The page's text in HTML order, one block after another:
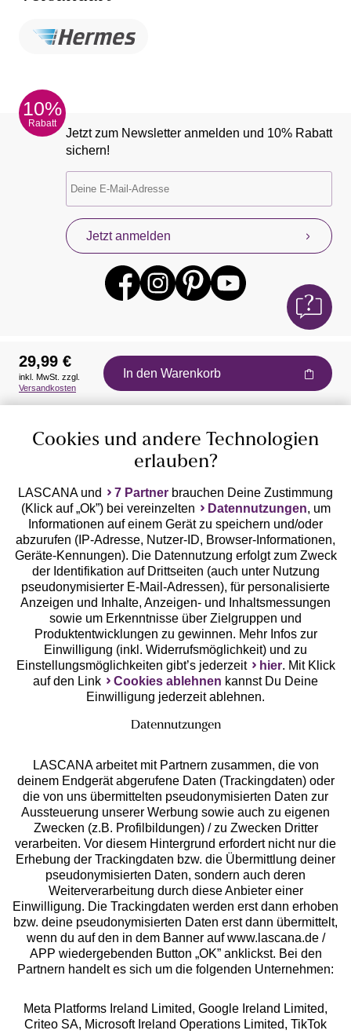
10%
Rabatt
Jetzt zum Newsletter anmelden und 10% Rabatt
sichern!
Jetzt anmelden
Auszeichnungen
Geprüfte Sicherheit
Unsere Apps
Services
Beratung
Über uns
Rechtliches
Alle Preise inkl. MwSt., zzgl.
Versandkosten
29,99 €
inkl. MwSt. zzgl.
Versandkosten
In den Warenkorb
Cookies und andere Technologien
erlauben?
LASCANA und 7 Partner brauchen Deine Zustimmung
(Klick auf „Ok”) bei vereinzelten
Datennutzungen, um
Informationen auf einem Gerät zu speichern und/oder
abzurufen (IP-Adresse, Nutzer-ID, Browser-Informationen,
Geräte-Kennungen). Die Datennutzung erfolgt zum Zweck
der Identifikation auf Drittseiten (auch unter Nutzung
pseudonymisierter E-Mail-Adressen), für personalisierte
Anzeigen und Inhalte, Anzeigen- und Inhaltsmessungen
sowie um Erkenntnisse über Zielgruppen und
Produktentwicklungen zu gewinnen. Mehr Infos zur
Einwilligung (inkl. Widerrufsmöglichkeit) und zu
Einstellungsmöglichkeiten gibt’s jederzeit
hier. Mit Klick
auf den Link
Cookies ablehnen kannst Du Deine
Einwilligung jederzeit ablehnen.
Datennutzungen
LASCANA arbeitet mit Partnern zusammen, die von
deinem Endgerät abgerufene Daten (Trackingdaten) oder
die von uns übermittelten pseudonymisierten Daten zur
Aussteuerung unserer Werbung sowie auch zu eigenen
Zwecken (z.B. Profilbildungen) / zu Zwecken Dritter
verarbeiten. Vor diesem Hintergrund erfordert nicht nur die
Erhebung der Trackingdaten bzw. die Übermittlung deiner
pseudonymisierten Daten, sondern auch deren
Weiterverarbeitung durch diese Anbieter einer
Einwilligung. Die Trackingdaten werden erst dann erhoben
bzw. deine pseudonymisierten Daten erst dann übermittelt,
wenn du auf den in dem Banner auf www.lascana.de /
APP wiedergebenden Button „OK” anklickst. Bei den
Partnern handelt es sich um die folgenden Unternehmen:
Meta Platforms Ireland Limited, Google Ireland Limited,
Criteo SA, Microsoft Ireland Operations Limited, TikTok